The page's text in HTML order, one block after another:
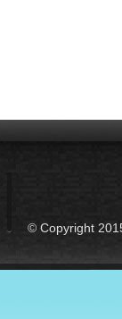
© Copyright